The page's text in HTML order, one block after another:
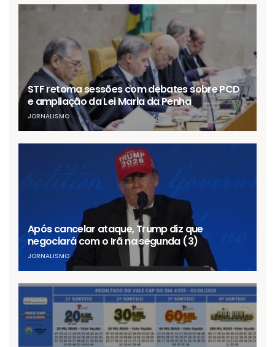
STF retoma sessões com debates sobre PCD
e ampliação da Lei Maria da Penha
JORNALISMO
Após cancelar ataque, Trump diz que
negociará com o Irã na segunda (3)
JORNALISMO